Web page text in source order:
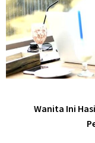
Wanita Ini